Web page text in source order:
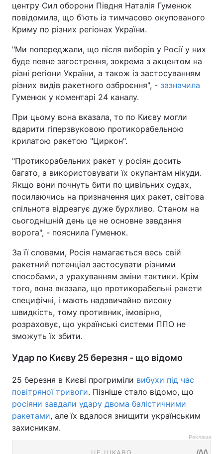
центру Сил оборони Півдня Наталія Гуменюк
повідомила, що б'ють із тимчасово окупованого
Криму по різних регіонах України.
"Ми попереджали, що після виборів у Росії у них
буде певне загострення, зокрема з акцентом на
різні регіони України, а також із застосуванням
різних видів ракетного озброєння", - зазначила
Гуменюк у коментарі 24 каналу.
При цьому вона вказала, то по Києву могли
вдарити гіперзвуковою протикорабельною
крилатою ракетою "Циркон".
"Протикорабельних ракет у росіян досить
багато, а використовувати їх окупантам нікуди.
Якщо вони почнуть бити по цивільних судах,
посилаючись на призначення цих ракет, світова
спільнота відреагує дуже бурхливо. Станом на
сьогоднішній день це не основне завдання
ворога", - пояснила Гуменюк.
За її словами, Росія намагається весь свій
ракетний потенціал застосувати різними
способами, з урахуванням зміни тактики. Крім
того, вона вказала, що протикорабельні ракети
специфічні, і мають надзвичайно високу
швидкість, тому противник, імовірно,
розраховує, що українські системи ППО не
зможуть їх збити.
Удар по Києву 25 березня - що відомо
25 березня в Києві прогриміли вибухи під час
повітряної тривоги. Пізніше стало відомо, що
росіяни завдали удару двома балістичними
ракетами, але їх вдалося знищити українським
захисникам.
Реклама